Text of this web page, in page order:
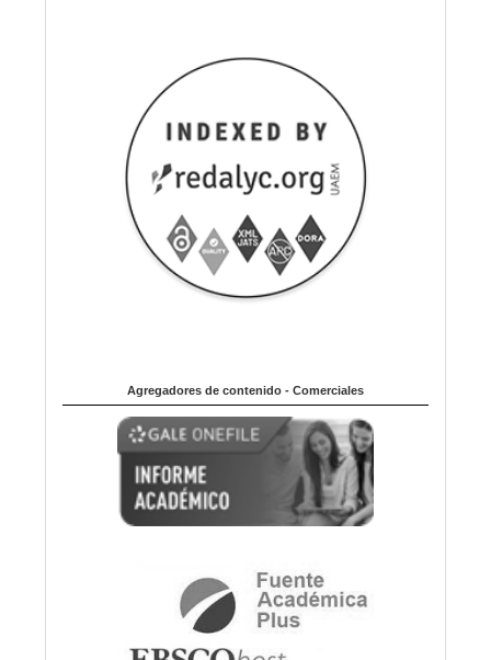
Agregadores de contenido - Comerciales